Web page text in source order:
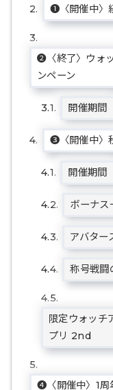
❶〈開催中〉
❷〈終了〉ウォ
ンペーン
開催期間
❸〈開催中〉
開催期間
ボーナス
アバター
称号戦闘
限定ウォッチ
プリ 2nd
❹〈開催中〉1周